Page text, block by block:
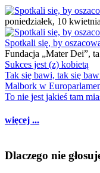
poniedziałek, 10
Spotkali się, by
Fundacja „Mater Dei”,
Sukces jest (z) kobietą
Tak się bawi, tak się
Malbork w
To nie jest jakieś tam
więcej ...
Dlaczego nie